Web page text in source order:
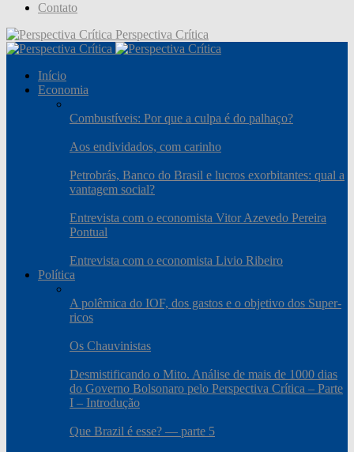
Contato
Perspectiva Crítica
Início
Economia
Combustíveis: Por que a culpa é do palhaço?
Aos endividados, com carinho
Petrobrás, Banco do Brasil e lucros exorbitantes: qual a
vantagem social?
Entrevista com o economista Vitor Azevedo Pereira
Pontual
Entrevista com o economista Livio Ribeiro
Política
A polêmica do IOF, dos gastos e o objetivo dos Super-
ricos
Os Chauvinistas
Desmistificando o Mito. Análise de mais de 1000 dias
do Governo Bolsonaro pelo Perspectiva Crítica – Parte
I – Introdução
Que Brazil é esse? — parte 5